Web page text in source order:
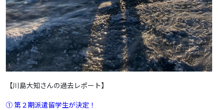
【川島大知さんの過去レポート】
① 第２期派遣留学生が決定！